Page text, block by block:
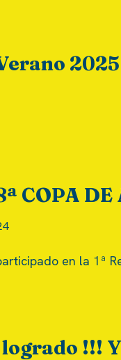
2025
COPA
en la 1ª
logrado